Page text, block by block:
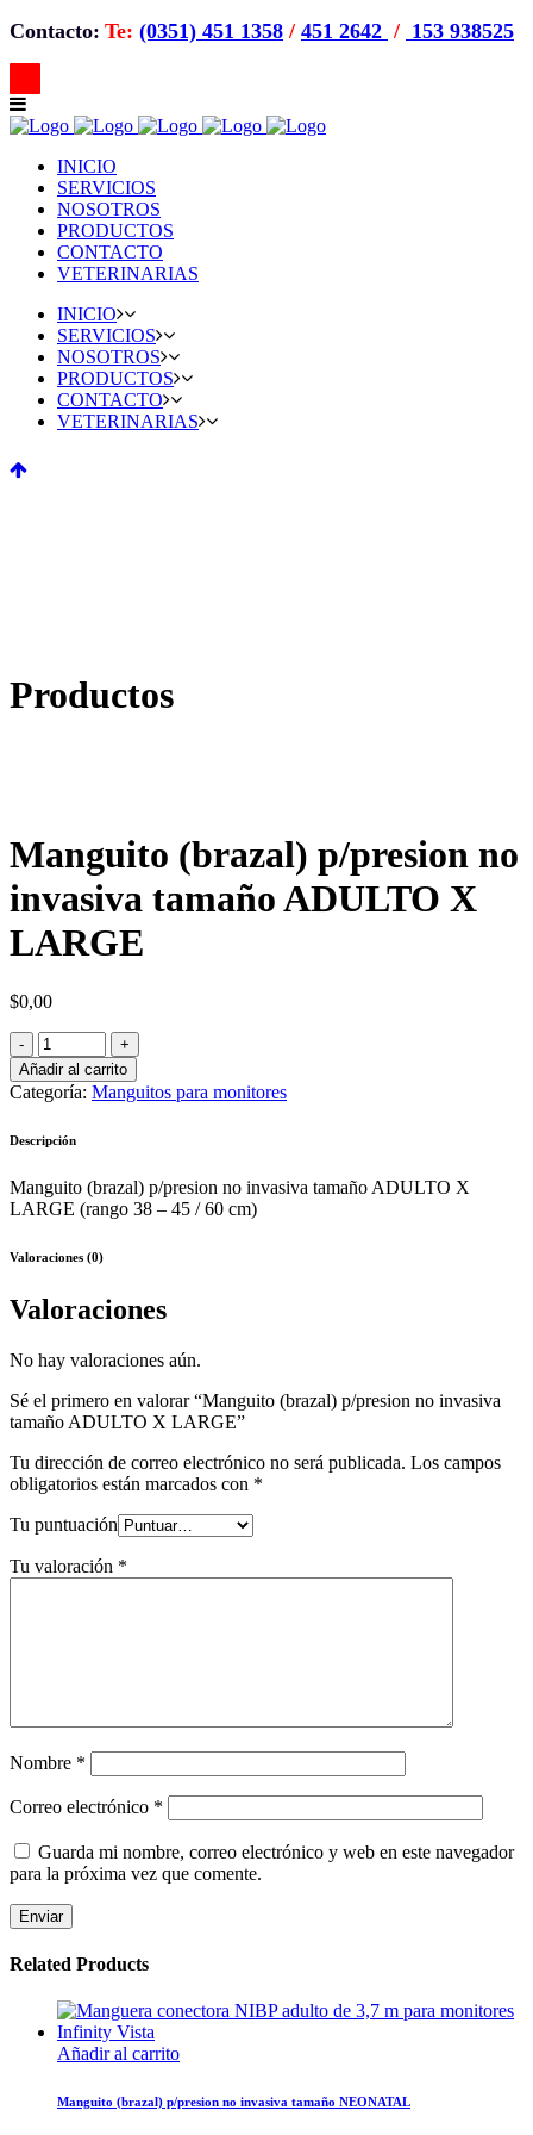
Contacto: Te: (0351) 451 1358 / 451 2642 / 153 938525
INICIO
SERVICIOS
NOSOTROS
PRODUCTOS
CONTACTO
VETERINARIAS
INICIO
SERVICIOS
NOSOTROS
PRODUCTOS
CONTACTO
VETERINARIAS
Productos
Manguito (brazal) p/presion no
invasiva tamaño ADULTO X
LARGE
$0,00
Añadir al carrito
Categoría: Manguitos para monitores
Descripción
Manguito (brazal) p/presion no invasiva tamaño ADULTO X
LARGE (rango 38 – 45 / 60 cm)
Valoraciones (0)
Valoraciones
No hay valoraciones aún.
Sé el primero en valorar “Manguito (brazal) p/presion no invasiva
tamaño ADULTO X LARGE”
Tu dirección de correo electrónico no será publicada. Los campos
obligatorios están marcados con *
Tu puntuación
Tu valoración *
Nombre *
Correo electrónico *
Guarda mi nombre, correo electrónico y web en este navegador
para la próxima vez que comente.
Related Products
Añadir al carrito
Manguito (brazal) p/presion no invasiva tamaño NEONATAL